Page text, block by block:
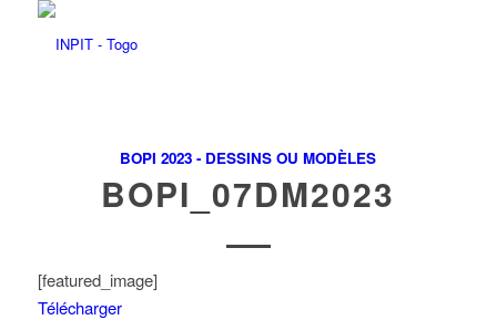
BOPI 2023 - DESSINS OU MODÈLES
BOPI_07DM2023
[featured_image]
Télécharger